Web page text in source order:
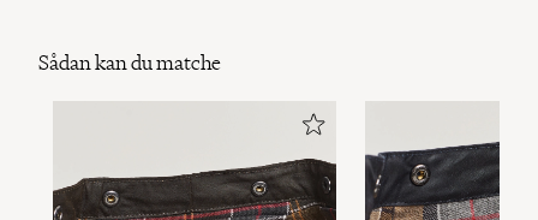
Sådan kan du matche